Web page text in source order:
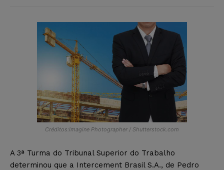
Créditos:Imagine Photographer / Shutterstock.com
A 3ª Turma do Tribunal Superior do Trabalho
determinou que a Intercement Brasil S.A., de Pedro